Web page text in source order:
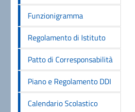
Funzionigramma
Regolamento di Istituto
Patto di Corresponsabilità
Piano e Regolamento DDI
Calendario Scolastico